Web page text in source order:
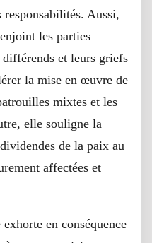
responsabilités. Aussi,
les parties
différends et leurs griefs
la mise en œuvre de
mixtes et les
elle souligne la
de la paix au
affectées et
en conséquence